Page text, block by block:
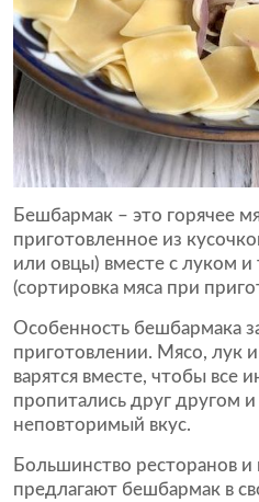
Бешбармак – это горячее
приготовленное из
или овцы) вместе с луком и
(сортировка мяса при
Особенность бешбармака
приготовлении. Мясо, лук
варятся вместе, чтобы все
пропитались друг другом
неповторимый вкус.
Большинство ресторанов и
предлагают бешбармак в